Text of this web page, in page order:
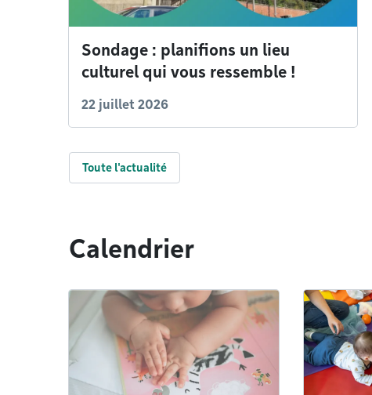
Sondage : planifions un lieu
culturel qui vous ressemble !
22 juillet 2026
Toute l'actualité
Calendrier